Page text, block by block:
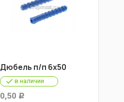
Дюбель п/п 6х50
в наличии
0,50 Р